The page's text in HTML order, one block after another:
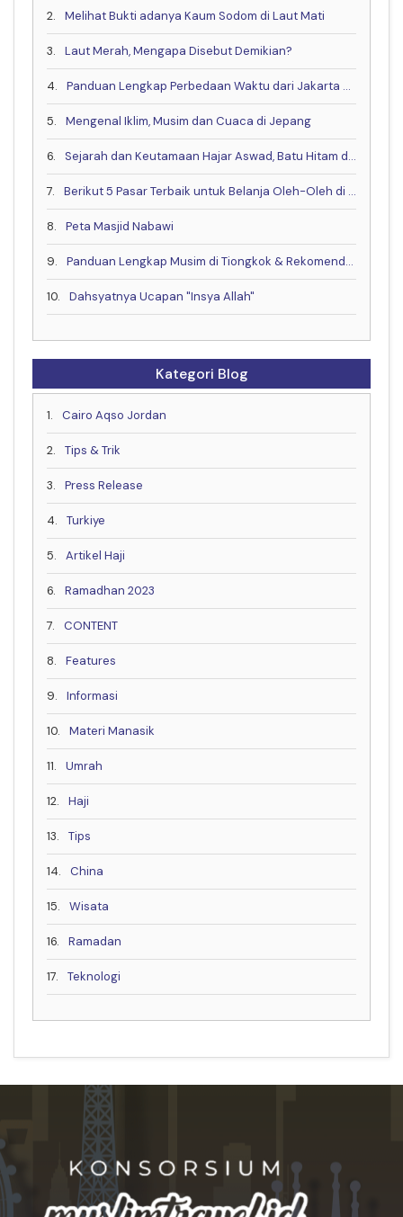
2. Melihat Bukti adanya Kaum Sodom di Laut Mati
3. Laut Merah, Mengapa Disebut Demikian?
4. Panduan Lengkap Perbedaan Waktu dari Jakarta ke China, Eropa dan Negara Lain
5. Mengenal Iklim, Musim dan Cuaca di Jepang
6. Sejarah dan Keutamaan Hajar Aswad, Batu Hitam dari Surga
7. Berikut 5 Pasar Terbaik untuk Belanja Oleh-Oleh di Kota Makkah
8. Peta Masjid Nabawi
9. Panduan Lengkap Musim di Tiongkok & Rekomendasi Waktu Terbaik untuk Berkunjung!
10. Dahsyatnya Ucapan "Insya Allah"
Kategori Blog
1. Cairo Aqso Jordan
2. Tips & Trik
3. Press Release
4. Turkiye
5. Artikel Haji
6. Ramadhan 2023
7. CONTENT
8. Features
9. Informasi
10. Materi Manasik
11. Umrah
12. Haji
13. Tips
14. China
15. Wisata
16. Ramadan
17. Teknologi